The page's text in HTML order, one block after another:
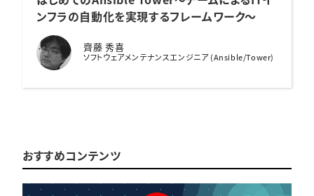
ンフラの自動化を実現するフレームワーク〜
齊藤 秀喜
ソフトウェアメンテナンスエンジニア (Ansible/Tower)
おすすめコンテンツ